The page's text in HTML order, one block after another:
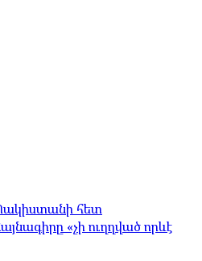
հետ
«չի ուղղված որևէ